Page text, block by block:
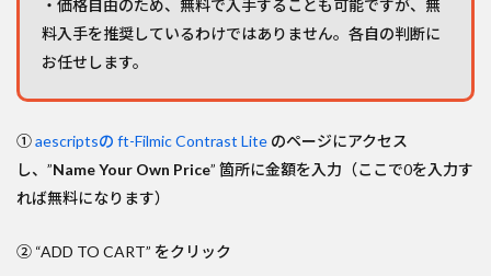
・価格自由のため、無料で入手することも可能ですが、無
料入手を推奨しているわけではありません。各自の判断に
お任せします。
①aescriptsの ft-Filmic Contrast Lite のページにアクセス
し、”Name Your Own Price” 箇所に金額を入力（ここで0を入力す
れば無料になります）
② “ADD TO CART” をクリック